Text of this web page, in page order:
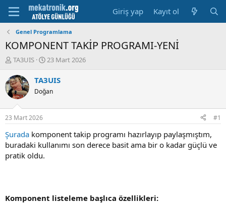
Giriş yap Kayıt ol
Genel Programlama
KOMPONENT TAKİP PROGRAMI-YENİ
K
n
u
y
u
b
a
ş
a
t
TA3UIS
B
ş
a
t
a
r
i
23 Mart 2026
TA3UIS
Doğan
23 Mart 2026 #1
Şurada komponent takip programı hazırlayıp paylaşmıştım,
buradaki kullanımı son derece basit ama bir o kadar güçlü ve
pratik oldu.
Komponent listeleme başlıca özellikleri: